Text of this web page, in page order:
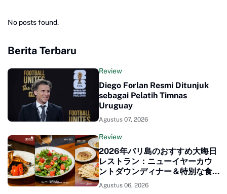
No posts found.
Berita Terbaru
Review
Diego Forlan Resmi Ditunjuk
sebagai Pelatih Timnas
Uruguay
Agustus 07, 2026
Review
2026年バリ島のおすすめ大晦日
レストラン：ニューイヤーカウ
ントダウンディナー＆特別な食
事体験ガイド
Agustus 06, 2026